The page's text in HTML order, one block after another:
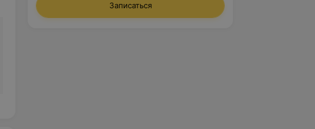
Записаться